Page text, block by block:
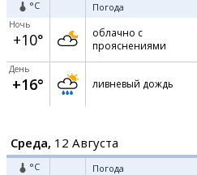
°C Погода
Ночь
+10°
облачно с
прояснениями
День
+16° ливневый дождь
Среда, 12 Августа
°C Погода